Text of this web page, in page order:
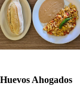
Huevos Ahogados